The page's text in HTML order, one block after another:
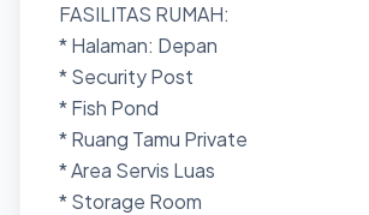
FASILITAS RUMAH:
* Halaman: Depan
* ⁠Security Post
* ⁠Fish Pond
* Ruang Tamu Private
* ⁠Area Servis Luas
* Storage Room